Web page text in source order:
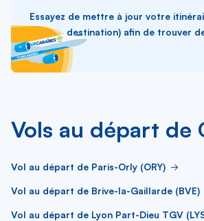
Essayez de mettre à jour votre
destination) afin de trouver
Vols au départ de
Vol au départ de Paris-Orly (ORY)
Vol au départ de Brive-la-Gaillarde (BVE)
Vol au départ de Lyon Part-Dieu TGV